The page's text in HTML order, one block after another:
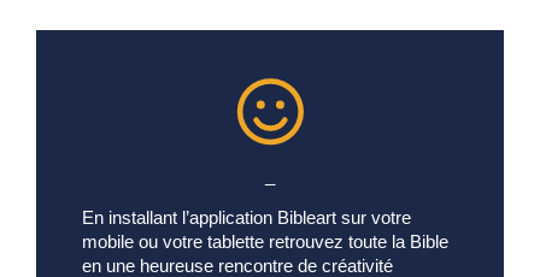
En installant l’application Bibleart sur votre
mobile ou votre tablette retrouvez toute la Bible
en une heureuse rencontre de créativité